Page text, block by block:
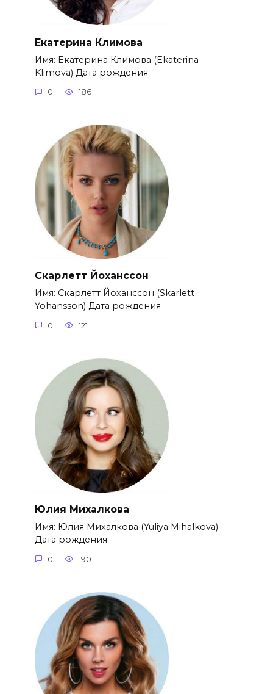
Екатерина Климова
Имя: Екатерина Климова (Ekaterina
Klimova) Дата рождения
0 186
Скарлетт Йоханссон
Имя: Скарлетт Йоханссон (Skarlett
Yohansson) Дата рождения
0 121
Юлия Михалкова
Имя: Юлия Михалкова (Yuliya Mihalkova)
Дата рождения
0 190